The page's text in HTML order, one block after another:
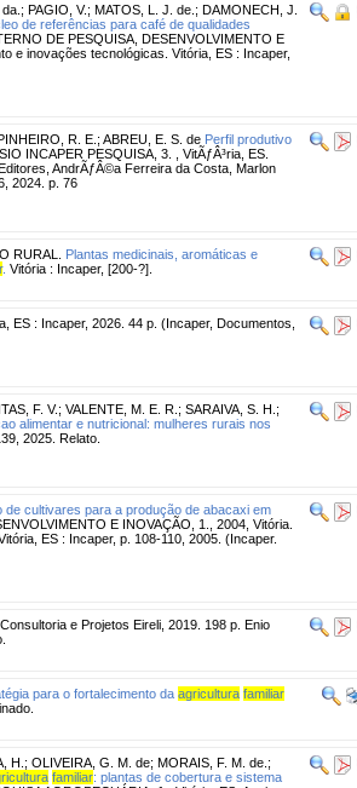
; PAGIO, V.; MATOS, L. J. de. ; DAMONECH, J.
de referências para café de qualidades
DE PESQUISA, DESENVOLVIMENTO E
e inovações tecnológicas. Vitória, ES : Incaper,
R. E. ; ABREU, E. S. de Perfil produtivo
INCAPER PESQUISA, 3. , VitÃƒÂ³ria, ES.
AndrÃƒÂ©a Ferreira da Costa, Marlon
2024. p. 76
RURAL.
Plantas medicinais, aromáticas e
. Vitória : Incaper, [200-?].
ES : Incaper, 2026. 44 p. (Incaper, Documentos,
F. V.; VALENTE, M. E. R. ; SARAIVA, S. H. ;
alimentar e nutricional: mulheres rurais nos
2025. Relato.
de cultivares para a produção de abacaxi em
E INOVAÇÃO, 1., 2004, Vitória.
ES : Incaper, p. 108-110, 2005. (Incaper.
e Projetos Eireli, 2019. 198 p. Enio
para o fortalecimento da agricultura familiar
H. ; OLIVEIRA, G. M. de; MORAIS, F. M. de. ;
familiar: plantas de cobertura e sistema